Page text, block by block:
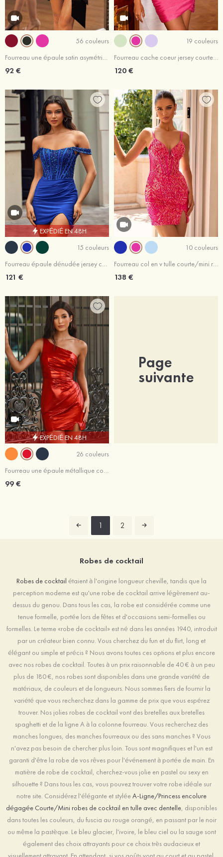
56 couleurs
Fourreau une épaule satin asymétrique robe de fête de la rentrée
92 €
19 couleurs
Fourreau cache coeur jersey courte/mini robe de fête de la rentrée
120 €
EXPÉDIÉ EN 48H
15 couleurs
Fourreau épaule dénudée jersey courte/mini robe de bal
121 €
10 couleurs
Fourreau col en v tulle courte/mini robe de bal
138 €
EXPÉDIÉ EN 48H
26 couleurs
Fourreau une épaule métallique courte/mini robe de bal
99 €
Page
suivante
1 2
Robes de cocktail
Robes de cocktail étaient à l'origine longueur cheville, tandis que la
perception moderne est qu'une robe de cocktail arrive légèrement au-
dessus du genou. Dans tous les cas, la robe est considérée comme une
tenue formelle, portée lors de fêtes et d'occasions semi-formelles ou
formelles. Le terme «robe de cocktail» est né dans les années 1940, introduit
par un créateur bien connu. Vous cherchez du fun et du flirt, long et
élégant ou simple et précis ? Nous avons toutes ces options et plus encore
avec nos robes de cocktail. Toutes à un prix raisonnable de 40 € à un peu
plus de 180 €, nos robes sont disponibles dans une grande variété de
matériaux, de couleurs et de longueurs. Nous sommes fiers de fournir la
variété que vous recherchez dans la gamme de prix que vous espérez
trouver. Nos jolies robes de cocktail vont des bretelles aux bretelles
spaghetti et de la ligne A à la colonne fourreau. Vous recherchez des
manches longues, des manches fourreaux ou des sans manches ? Vous
n'avez pas besoin de chercher plus loin. Tous sont magnifiques et l'un est
garanti d'être la robe de vos rêves pour l'événement à portée de main. En
matière de robe de cocktail, cherchez-vous jolie en pastel ou sexy en
silhouette ? Dans tous les cas, vous pouvez trouver votre robe idéale sur
notre site. Considérez l'élégante et styléeA-Ligne/Princess encolure
dégagée Courte/Mini robes de cocktail en tulle avec dentelle, disponibles
dans toutes les couleurs, du fuscia au rouge orangé, en passant par le noir
ou même la pastèque. Le bleu glacier, l'ivoire, le bleu ciel ou la sauge sont
également des choix attrayants pour ce choix très audacieux et